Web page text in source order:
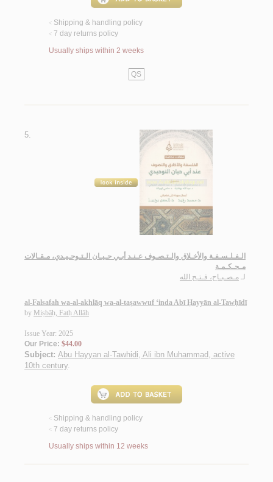
< Shipping & handling policy
< 7 day returns policy
Usually ships within 2 weeks
QS
5.
الـفـلـسـفـة والأخـلاق والـتـصـوف عـنـد أبـي حـيـان الـتـوحـيـدي، مـقـالات
مـحـكـمـة
لـ مـصـبـاح، فـتـح الله
al-Falsafah wa-al-akhlāq wa-al-taṣawwuf ‘inda Abī Ḥayyān al-Tawḥīdī
by Miṣbāḥ, Fatḥ Allāh
Issue Year: 2025
Our Price: $44.00
Subject: Abu Hayyan al-Tawhidi, Ali ibn Muhammad, active
10th century.
< Shipping & handling policy
< 7 day returns policy
Usually ships within 12 weeks